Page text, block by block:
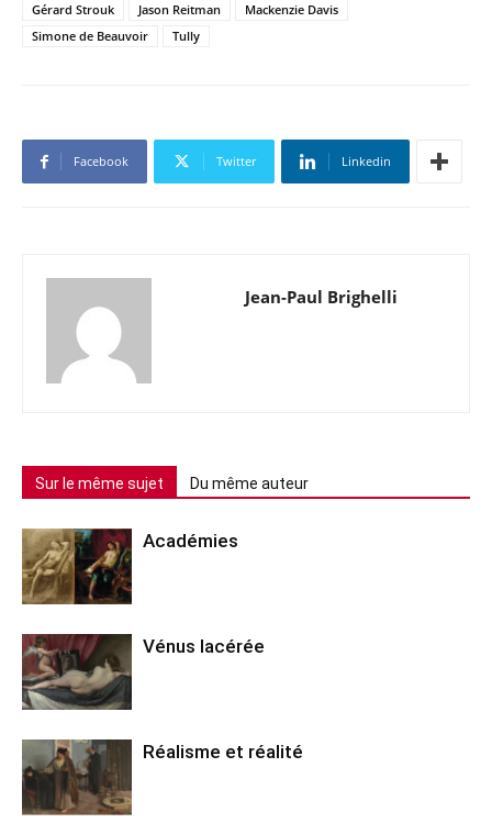
Gérard Strouk
Jason Reitman
Mackenzie Davis
Simone de Beauvoir
Tully
Facebook Twitter Linkedin
Jean-Paul Brighelli
Sur le même sujet Du même auteur
Académies
Vénus lacérée
Réalisme et réalité